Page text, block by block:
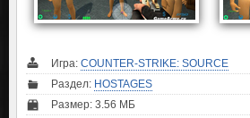
Игра: COUNTER-STRIKE: SOURCE
Раздел: HOSTAGES
Размер: 3.56 МБ